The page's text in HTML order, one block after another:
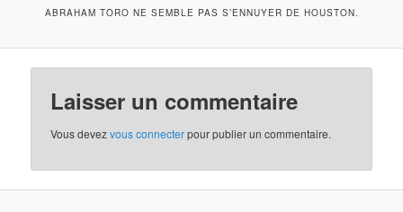
ABRAHAM TORO NE SEMBLE PAS S’ENNUYER DE HOUSTON.
Laisser un commentaire
Vous devezvous connecterpour publier un commentaire.